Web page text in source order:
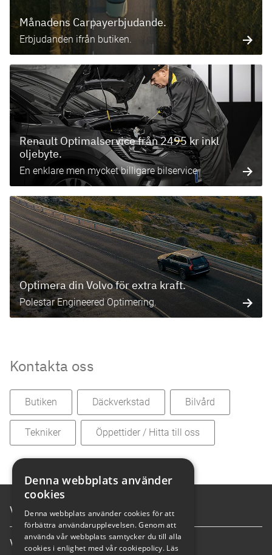
Månadens Carpayerbjudande.
Erbjudanden ifrån butiken.
Renault Optimalservice från 2495 kr inkl
oljebyte.
En enklare men mycket billigare bilservice
Optimera din Volvo för extra kraft.
Polestar Engineered Optimering.
Kontakta oss
Butiken Däckverkstad Bilvård
Tekniker Öppettider / Hitta till oss
Våra tjänster
Våra anläggningar
Denna webbplats använder
cookies
Denna webbplats använder cookies för att
förbättra användarupplevelsen. Genom att
använda vår webbplats samtycker du till alla
cookies i enlighet med vår cookiepolicy. Läs